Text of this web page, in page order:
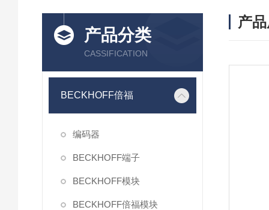
产品分类
CASSIFICATION
BECKHOFF倍福
编码器
BECKHOFF端子
BECKHOFF模块
BECKHOFF倍福模块
产